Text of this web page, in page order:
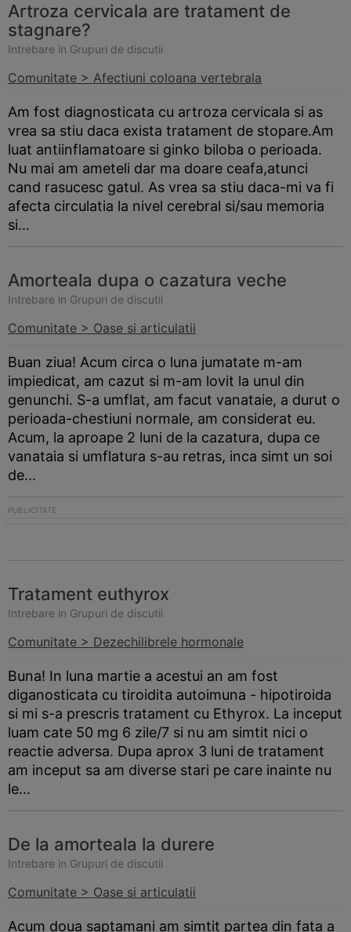
Artroza cervicala are tratament de
stagnare?
Intrebare in Grupuri de discutii
Comunitate > Afectiuni coloana vertebrala
Am fost diagnosticata cu artroza cervicala si as
vrea sa stiu daca exista tratament de stopare.Am
luat antiinflamatoare si ginko biloba o perioada.
Nu mai am ameteli dar ma doare ceafa,atunci
cand rasucesc gatul. As vrea sa stiu daca-mi va fi
afecta circulatia la nivel cerebral si/sau memoria
si...
Amorteala dupa o cazatura veche
Intrebare in Grupuri de discutii
Comunitate > Oase si articulatii
Buan ziua! Acum circa o luna jumatate m-am
impiedicat, am cazut si m-am lovit la unul din
genunchi. S-a umflat, am facut vanataie, a durut o
perioada-chestiuni normale, am considerat eu.
Acum, la aproape 2 luni de la cazatura, dupa ce
vanataia si umflatura s-au retras, inca simt un soi
de...
Tratament euthyrox
Intrebare in Grupuri de discutii
Comunitate > Dezechilibrele hormonale
Buna! In luna martie a acestui an am fost
diganosticata cu tiroidita autoimuna - hipotiroida
si mi s-a prescris tratament cu Ethyrox. La inceput
luam cate 50 mg 6 zile/7 si nu am simtit nici o
reactie adversa. Dupa aprox 3 luni de tratament
am inceput sa am diverse stari pe care inainte nu
le...
De la amorteala la durere
Intrebare in Grupuri de discutii
Comunitate > Oase si articulatii
Acum doua saptamani am simtit partea din fata a